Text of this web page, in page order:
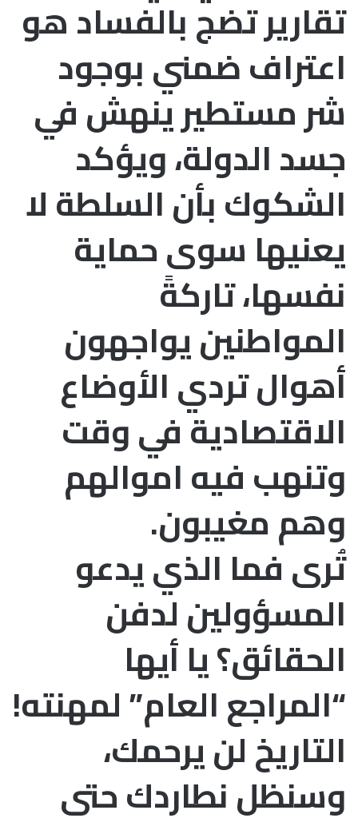
تقارير تضج بالفساد هو
اعتراف ضمني بوجود
شر مستطير ينهش في
جسد الدولة، ويؤكد
الشكوك بأن السلطة لا
يعنيها سوى حماية
نفسها، تاركةً
المواطنين يواجهون
أهوال تردي الأوضاع
الاقتصادية في وقت
وتنهب فيه اموالهم
وهم مغيبون.
تُرى فما الذي يدعو
المسؤولين لدفن
الحقائق؟ يا أيها
“المراجع العام” لمهنته!
التاريخ لن يرحمك،
وسنظل نطاردك حتى